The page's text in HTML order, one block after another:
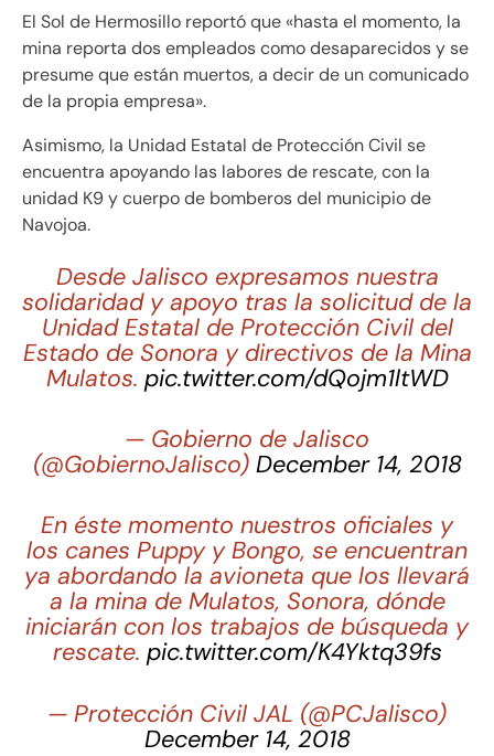
El Sol de Hermosillo reportó que «hasta el momento, la
mina reporta dos empleados como desaparecidos y se
presume que están muertos, a decir de un comunicado
de la propia empresa».
Asimismo, la Unidad Estatal de Protección Civil se
encuentra apoyando las labores de rescate, con la
unidad K9 y cuerpo de bomberos del municipio de
Navojoa.
Desde Jalisco expresamos nuestra
solidaridad y apoyo tras la solicitud de la
Unidad Estatal de Protección Civil del
Estado de Sonora y directivos de la Mina
Mulatos. pic.twitter.com/dQojm1ltWD
— Gobierno de Jalisco
(@GobiernoJalisco) December 14, 2018
En éste momento nuestros oficiales y
los canes Puppy y Bongo, se encuentran
ya abordando la avioneta que los llevará
a la mina de Mulatos, Sonora, dónde
iniciarán con los trabajos de búsqueda y
rescate. pic.twitter.com/K4Yktq39fs
— Protección Civil JAL (@PCJalisco)
December 14, 2018